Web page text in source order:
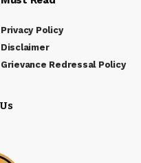
Privacy Policy
Disclaimer
Grievance Redressal Policy